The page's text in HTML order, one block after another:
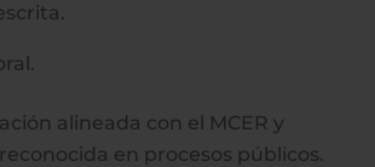
alineada con el MCER y
en procesos públicos.